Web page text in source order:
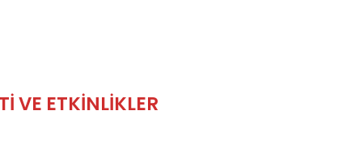
VE ETKİNLİKLER